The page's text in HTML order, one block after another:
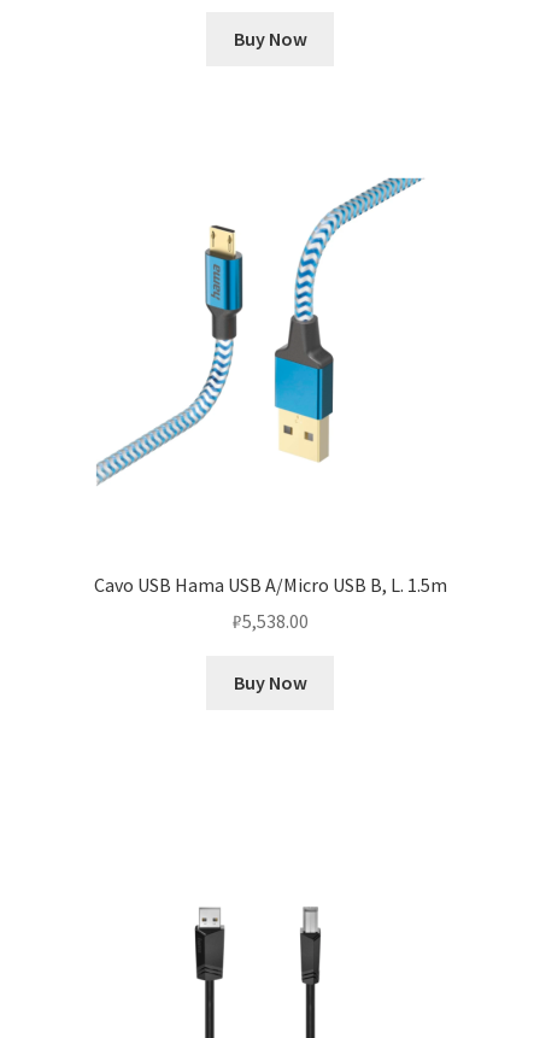
Buy Now
Cavo USB Hama USB A/Micro USB B, L. 1.5m
₽5,538.00
Buy Now